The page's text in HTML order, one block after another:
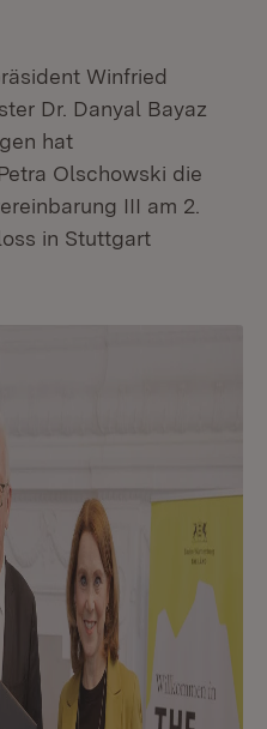
Winfried
Dr. Danyal Bayaz
hat
Olschowski die
III am 2.
in Stuttgart